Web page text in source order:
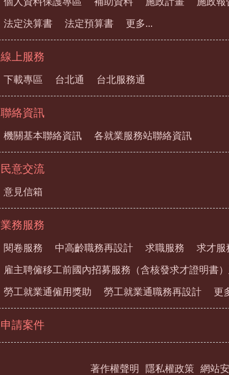
法定決算書 法定預算書 更多...
線上服務
下載專區 台北通 台北服務通
聯絡資訊
機關基本聯絡資訊 各就業服務站聯絡資訊
民意交流
意見信箱
業務服務
閱卷服務 中高齡職務再設計 求職服務 求才服
雇主聘僱移工前國內招募服務（含核發求才證明書
勞工就業通僱用獎助 勞工就業通職務再設計 更
申請案件
著作權聲明 隱私權政策 網站